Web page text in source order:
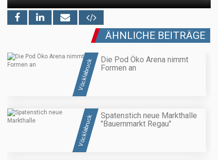
ÄHNLICHE BEITRÄGE
Vöcklabruck
Die Pod Öko Arena nimmt
Formen an
Vöcklabruck
Spatenstich neue Markthalle
"Bauernmarkt Regau"